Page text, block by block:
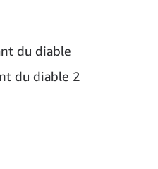
du diable
du diable 2